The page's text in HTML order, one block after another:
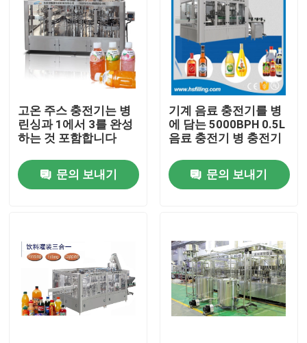
제품
우리에 대하여
고온 주스 충전기는 병
린싱과 1에서 3를 완성
하는 것 포함합니다
문의 보내기
기계 음료 충전기를 병
에 담는 5000BPH 0.5L
음료 충전기 병 충전기
문의 보내기